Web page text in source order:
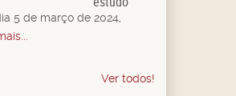
5 de março de 2024,
Ver todos!